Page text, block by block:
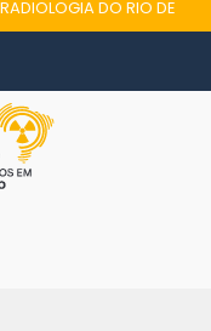
DO RIO DE